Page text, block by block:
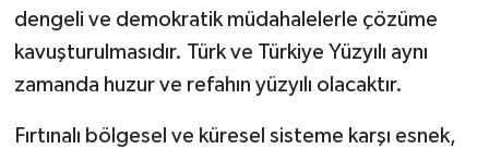
dengeli ve demokratik müdahalelerle çözüme
kavuşturulmasıdır. Türk ve Türkiye Yüzyılı aynı
zamanda huzur ve refahın yüzyılı olacaktır.
Fırtınalı bölgesel ve küresel sisteme karşı esnek,